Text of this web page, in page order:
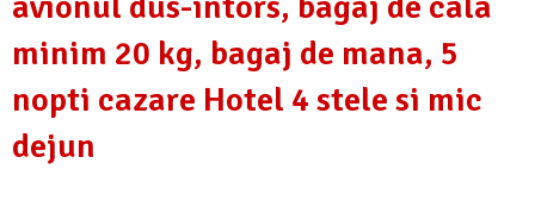
minim 20 kg, bagaj de mana, 5
nopti cazare Hotel 4 stele si mic
dejun